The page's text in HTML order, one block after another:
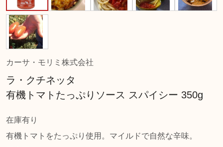
カーサ・モリミ株式会社
ラ・クチネッタ
有機トマトたっぷりソース スパイシー 350g
在庫有り
有機トマトをたっぷり使用。マイルドで自然な辛味。